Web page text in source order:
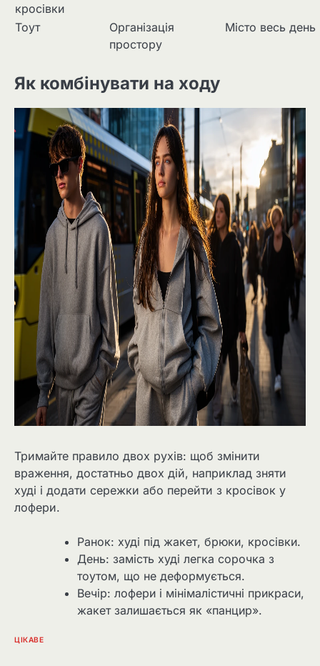
кросівки
Тоут
Організація
простору
Місто весь день
Як комбінувати на ходу
Тримайте правило двох рухів: щоб змінити
враження, достатньо двох дій, наприклад зняти
худі і додати сережки або перейти з кросівок у
лофери.
Ранок: худі під жакет, брюки, кросівки.
День: замість худі легка сорочка з
тоутом, що не деформується.
Вечір: лофери і мінімалістичні прикраси,
жакет залишається як «панцир».
ЦІКАВЕ